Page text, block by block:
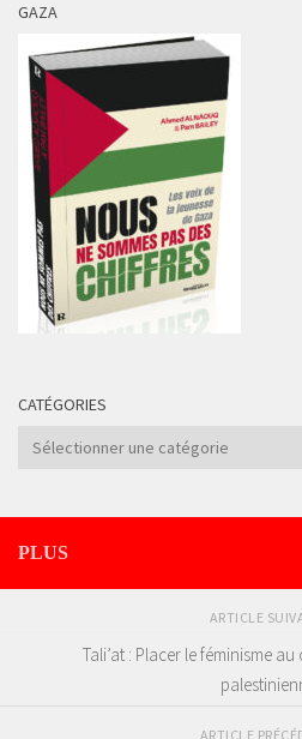
GAZA
CATÉGORIES
Catégories
PLUS
ARTICLE
Tali’at : Placer le féminisme
ARTICLE